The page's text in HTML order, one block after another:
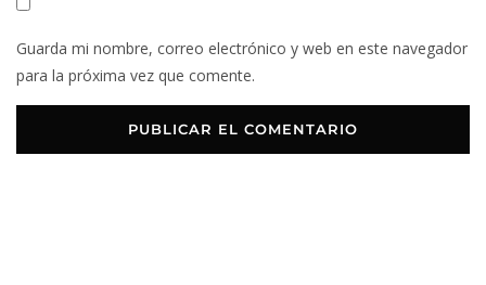
Guarda mi nombre, correo electrónico y web en este navegador
para la próxima vez que comente.